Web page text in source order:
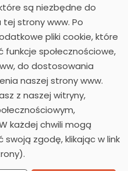
są niezbędne do
strony www. Po
pliki cookie, które
społecznościowe,
do dostosowania
naszej strony www.
z naszej witryny,
każdej chwili mogą
zgodę, klikając w link